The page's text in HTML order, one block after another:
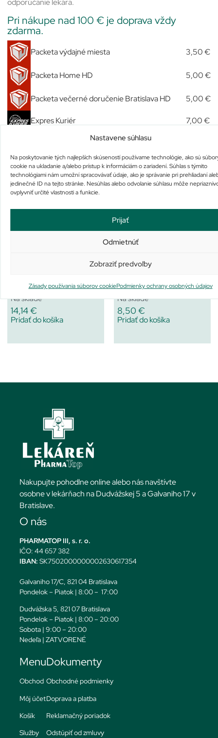
Nastavene súhlasu
Na poskytovanie tých najlepších skúseností používame technológie, ako sú
cookie na ukladanie a/alebo prístup k informáciám o zariadení. Súhlas s týmito
technológiami nám umožní spracovávať údaje, ako je správanie pri prehliadaní
jedinečné ID na tejto stránke. Nesúhlas alebo odvolanie súhlasu môže
ovplyvniť určité vlastnosti a funkcie.
Prijať
Odmietnúť
Zobraziť predvoľby
Zásady používania súborov cookiePodmienky ochrany osobných údajov
odporúčanie lekára.
Pri nákupe nad 100 € je doprava vždy
zdarma.
Packeta výdajné miesta 3,50 €
Packeta Home HD 5,00 €
Packeta večerné doručenie Bratislava HD 5,00 €
Expres Kuriér 7,00 €
Osobný odber u nás
Zdarma
Podobné produkty
Na sklade
14,14€
Pridať do košíka
Na sklade
8,50 €
Pridať do košíka
Nakupujte pohodlne online alebo nás navštívte
osobne v lekárňach na Dudvážskej 5 a Galvaniho 17 v
Bratislave.
O nás
PHARMATOP III, s. r. o.
IČO: 44 657 382
IBAN: SK7502000000002630617354
Galvaniho 17/C, 821 04 Bratislava
Pondelok – Piatok | 8:00 – 17:00
Dudvážska 5, 821 07 Bratislava
Pondelok – Piatok | 8:00 – 20:00
Sobota | 9:00 – 20:00
Nedeľa | ZATVORENÉ
Menu
Obchod
Môj účet
Košík
Služby
Dokumenty
Obchodné podmienky
Doprava a platba
Reklamačný poriadok
Odstúpiť od zmluvy